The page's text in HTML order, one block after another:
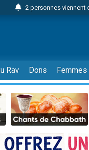
2 personnes viennent
3 personnes
2 personnes
3 personnes
11 personnes
3 personnes
Il reste 49 places
2 personnes viennent
29 personnes
Rav Dons Femmes